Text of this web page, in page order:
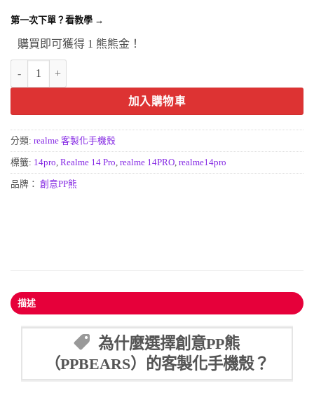
第一次下單？看教學 →
購買即可獲得 1 熊熊金！
加入購物車
分類: realme 客製化手機殼
標籤: 14pro, Realme 14 Pro, realme 14PRO, realme14pro
品牌： 創意PP熊
描述
為什麼選擇創意PP熊
（PPBEARS）的客製化手機殼？